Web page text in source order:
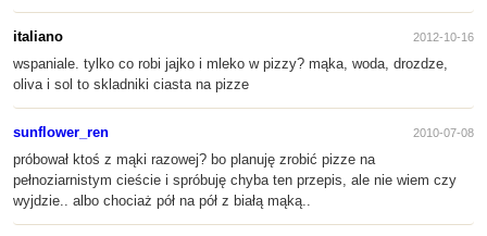
italiano 2012-10-16
wspaniale. tylko co robi jajko i mleko w pizzy? mąka, woda, drozdze,
oliva i sol to skladniki ciasta na pizze
sunflower_ren 2010-07-08
próbował ktoś z mąki razowej? bo planuję zrobić pizze na
pełnoziarnistym cieście i spróbuję chyba ten przepis, ale nie wiem czy
wyjdzie.. albo chociaż pół na pół z białą mąką..